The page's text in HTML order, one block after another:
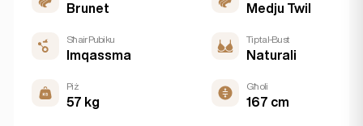
Brunet Medju Twil
Sħair Pubiku
Imqassma
Tip tal-Bust
Naturali
Piż
57 kg
Għoli
167 cm